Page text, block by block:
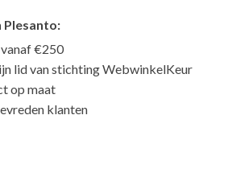
Plesanto:
€250
lid van stichting WebwinkelKeur
op maat
klanten